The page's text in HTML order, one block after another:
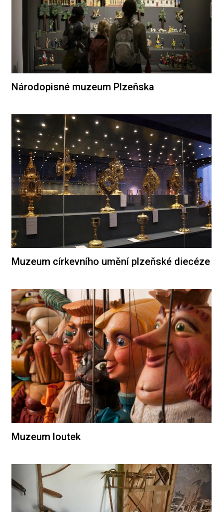
Národopisné muzeum Plzeňska
Muzeum církevního umění plzeňské diecéze
Muzeum loutek